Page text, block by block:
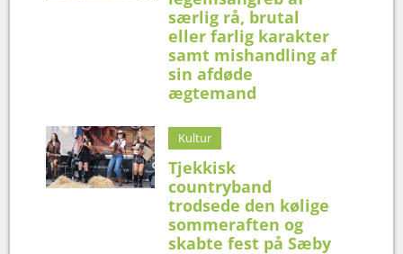
særlig rå, brutal
eller farlig karakter
samt mishandling af
sin afdøde
ægtemand
Kultur
Tjekkisk
countryband
trodsede den kølige
sommeraften og
skabte fest på Sæby